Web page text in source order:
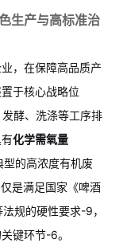
生产与高标准治
，在保障高品质产
于核心战略位
酵、洗涤等工序排
化学需氧量
型的高浓度有机废
是满足国家《啤酒
规的硬性要求-9，
键环节-6。